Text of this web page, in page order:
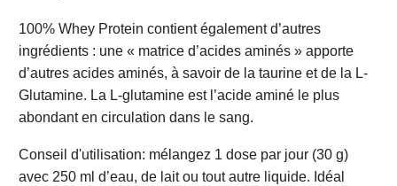
100% Whey Protein contient également d’autres
ingrédients : une « matrice d’acides aminés » apporte
d’autres acides aminés, à savoir de la taurine et de la L-
Glutamine. La L-glutamine est l’acide aminé le plus
abondant en circulation dans le sang.
Conseil d'utilisation: mélangez 1 dose par jour (30 g)
avec 250 ml d’eau, de lait ou tout autre liquide. Idéal